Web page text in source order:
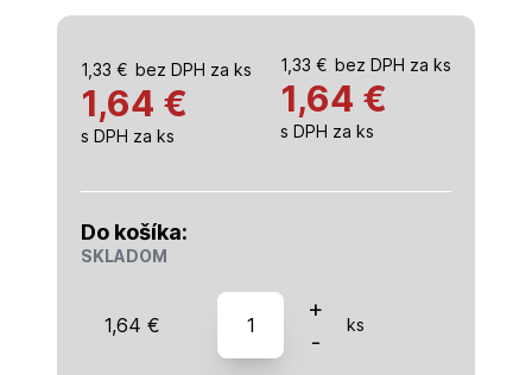
1,33 € bez DPH za ks
1,64 €
s DPH za ks
1,33 € bez DPH za ks
1,64 €
s DPH za ks
Do košíka:
SKLADOM
1,64 €
množstvo
Prípojka
+
-
ks